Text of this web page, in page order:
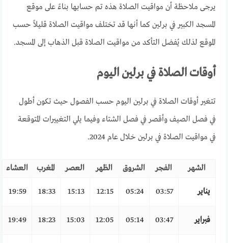
يرجى ملاحظة أن مواقيت الصلاة هذه تم حسابها بناءً على موقع
المسجد الكبير في برلين كما أنها قد تختلف مواقيت الصلاة قليلاً حسب
الموقع لذلك يُفضل التأكد من مواقيت الصلاة قبل الذهاب إلى المسجد.
أوقات الصلاة في برلين اليوم
تتغير أوقات الصلاة في برلين اليوم حسب الفصول حيث تكون أطول
في فصل الصيف وأقصر في فصل الشتاء وفيما يلي التغييرات المتوقعة
في مواقيت الصلاة في برلين خلال عام 2024.
الشهر الفجر الشروق الظهر العصر المغرب العشاء
يناير 03:57
05:24
12:15
15:13
18:33
19:59
فبراير 03:47
05:14
12:05
15:03
18:23
19:49